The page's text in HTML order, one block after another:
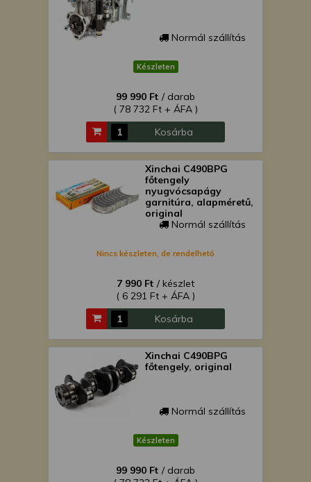
Normál szállítás
Készleten
99 990 Ft / darab
( 78 732 Ft + ÁFA )
Kosárba
Xinchai C490BPG
főtengely
nyugvócsapágy
garnitúra, alapméretű,
original
Normál szállítás
Nincs készleten, de rendelhető
7 990 Ft / készlet
( 6 291 Ft + ÁFA )
Kosárba
Xinchai C490BPG
főtengely, original
Normál szállítás
Készleten
99 990 Ft / darab